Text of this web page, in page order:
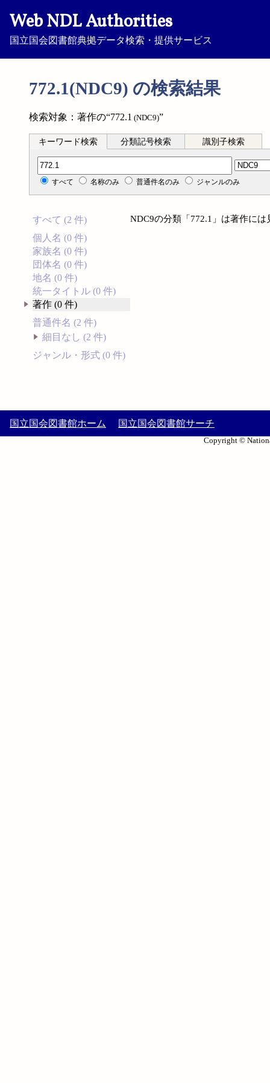
Web NDL Authorities
国立国会図書館典拠データ検索・提供サービス
772.1(NDC9) の検索結果
検索対象：著作の“772.1 (NDC9)”
キーワード検索 分類記号検索 識別子検索
分類記号検索
すべて 名称のみ 普通件名のみ ジャンルのみ
すべて (2 件)
個人名 (0 件)
家族名 (0 件)
団体名 (0 件)
地名 (0 件)
統一タイトル (0 件)
著作 (0 件)
普通件名 (2 件)
細目なし (2 件)
ジャンル・形式 (0 件)
NDC9の分類「772.1」は著作に
国立国会図書館ホーム 国立国会図書館サーチ
Copyright ©